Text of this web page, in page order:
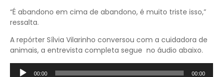
“É abandono em cima de abandono, é muito triste isso,”
ressalta.
A repórter Sílvia Vilarinho conversou com a cuidadora de
animais, a entrevista completa segue no áudio abaixo.
Tocador
00:00 00:00